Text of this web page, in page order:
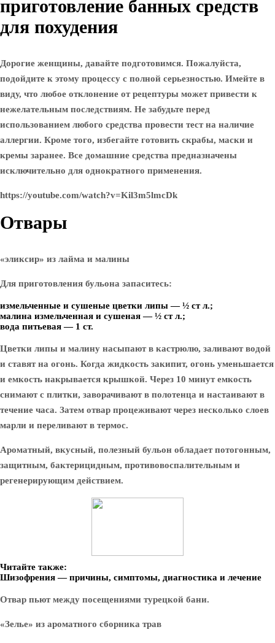
приготовление банных средств
для похудения
Дорогие женщины, давайте подготовимся. Пожалуйста,
подойдите к этому процессу с полной серьезностью. Имейте в
виду, что любое отклонение от рецептуры может привести к
нежелательным последствиям. Не забудьте перед
использованием любого средства провести тест на наличие
аллергии. Кроме того, избегайте готовить скрабы, маски и
кремы заранее. Все домашние средства предназначены
исключительно для однократного применения.
https://youtube.com/watch?v=Kil3m5lmcDk
Отвары
«эликсир» из лайма и малины
Для приготовления бульона запаситесь:
измельченные и сушеные цветки липы — ½ ст л.;
малина измельченная и сушеная — ½ ст л.;
вода питьевая — 1 ст.
Цветки липы и малину насыпают в кастрюлю, заливают водой
и ставят на огонь. Когда жидкость закипит, огонь уменьшается
и емкость накрывается крышкой. Через 10 минут емкость
снимают с плитки, заворачивают в полотенца и настаивают в
течение часа. Затем отвар процеживают через несколько слоев
марли и переливают в термос.
Ароматный, вкусный, полезный бульон обладает потогонным,
защитным, бактерицидным, противовоспалительным и
регенерирующим действием.
Читайте также:
Шизофрения — причины, симптомы, диагностика и лечение
Отвар пьют между посещениями турецкой бани.
«Зелье» из ароматного сборника трав